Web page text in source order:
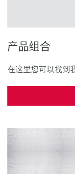
产品组合
在这里您可以找到